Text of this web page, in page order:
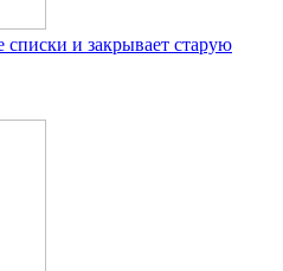
и закрывает старую